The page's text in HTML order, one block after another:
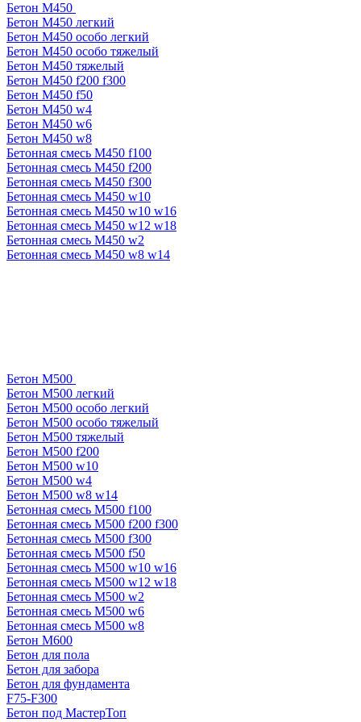
Бетон М450
Бетон М450 легкий
Бетон М450 особо легкий
Бетон М450 особо тяжелый
Бетон М450 тяжелый
Бетон М450 f200 f300
Бетон М450 f50
Бетон М450 w4
Бетон М450 w6
Бетон М450 w8
Бетонная смесь М450 f100
Бетонная смесь М450 f200
Бетонная смесь М450 f300
Бетонная смесь М450 w10
Бетонная смесь М450 w10 w16
Бетонная смесь М450 w12 w18
Бетонная смесь М450 w2
Бетонная смесь М450 w8 w14
Бетон М500
Бетон М500 легкий
Бетон М500 особо легкий
Бетон М500 особо тяжелый
Бетон М500 тяжелый
Бетон М500 f200
Бетон М500 w10
Бетон М500 w4
Бетон М500 w8 w14
Бетонная смесь М500 f100
Бетонная смесь М500 f200 f300
Бетонная смесь М500 f300
Бетонная смесь М500 f50
Бетонная смесь М500 w10 w16
Бетонная смесь М500 w12 w18
Бетонная смесь М500 w2
Бетонная смесь М500 w6
Бетонная смесь М500 w8
Бетон М600
Бетон для пола
Бетон для забора
Бетон для фундамента
F75-F300
Бетон под МастерТоп